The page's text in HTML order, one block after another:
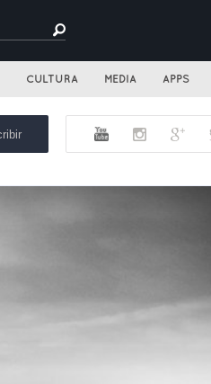
CULTURA MEDIA APPS